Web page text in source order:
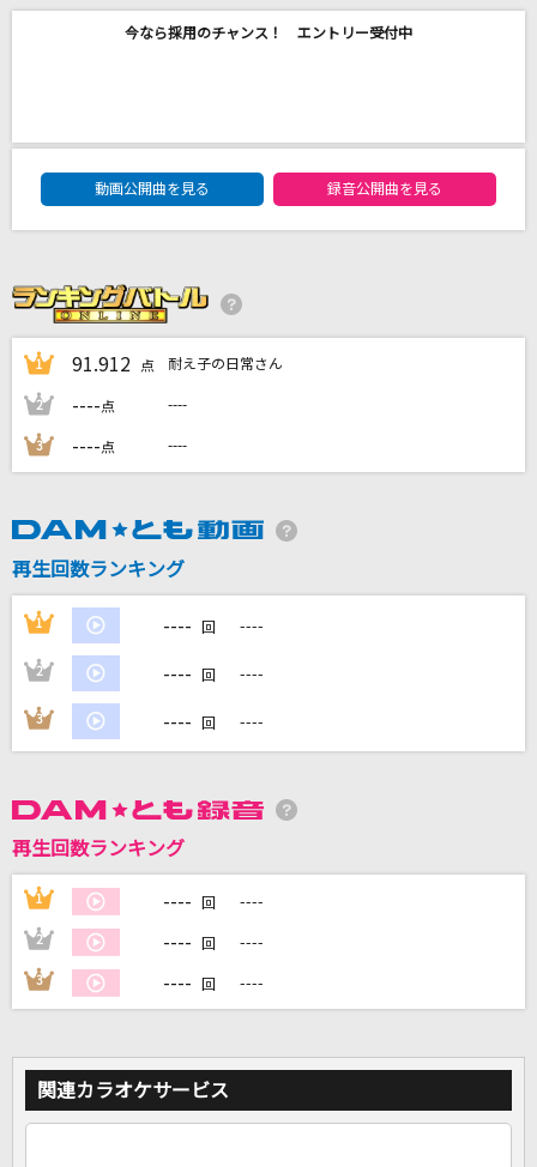
trf
ロス・インディオス&シルヴィア
[生音]白い恋人達
桑田佳祐
周波数
夢を信じて
DAMの新曲・ランキングなど
DAMに会員登録・ログインして
カラオケをもっと楽しもう！
自宅でカラオケ歌い放題！
家族や友達と一緒に！練習にも！
今なら採用のチャンス！ エントリー受付中
DAM★ともボーカルエントリーランキング
動画公開曲を見る
録音公開曲を見る
1 91.912 点 耐え子の日常さん
2 ----点 ----
3 ----点 ----
再生回数ランキング
1 ---- 回 ----
2 ---- 回 ----
3 ---- 回 ----
再生回数ランキング
1 ---- 回 ----
2 ---- 回 ----
3 ---- 回 ----
関連カラオケサービス